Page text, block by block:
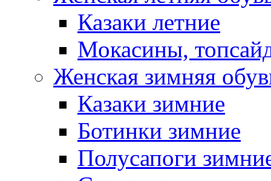
Казаки летние
Мокасины,
Женская зимняя
Казаки зимние
Ботинки зимние
Полусапоги